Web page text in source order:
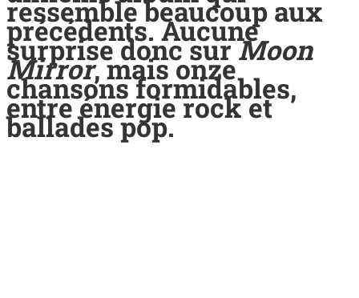
ressemble beaucoup aux
précédents. Aucune
surprise donc surMoon
Mirror, mais onze
chansons formidables,
entre énergie rock et
ballades pop.